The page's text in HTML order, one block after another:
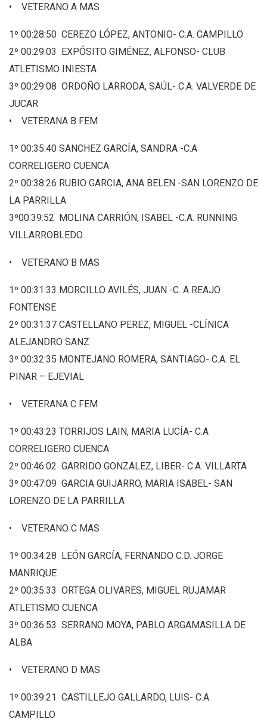
• VETERANO A MAS
1º 00:28:50 CEREZO LÓPEZ, ANTONIO- C.A. CAMPILLO
2º 00:29:03 EXPÓSITO GIMÉNEZ, ALFONSO- CLUB
ATLETISMO INIESTA
3º 00:29:08 ORDOÑO LARRODA, SAÚL- C.A. VALVERDE DE
JUCAR
• VETERANA B FEM
1º 00:35:40 SANCHEZ GARCÍA, SANDRA -C.A
CORRELIGERO CUENCA
2º 00:38:26 RUBIO GARCIA, ANA BELEN -SAN LORENZO DE
LA PARRILLA
3º00:39:52 MOLINA CARRIÓN, ISABEL -C.A. RUNNING
VILLARROBLEDO
• VETERANO B MAS
1º 00:31:33 MORCILLO AVILÉS, JUAN -C. A REAJO
FONTENSE
2º 00:31:37 CASTELLANO PEREZ, MIGUEL -CLÍNICA
ALEJANDRO SANZ
3º 00:32:35 MONTEJANO ROMERA, SANTIAGO- C.A. EL
PINAR – EJEVIAL
• VETERANA C FEM
1º 00:43:23 TORRIJOS LAIN, MARIA LUCÍA- C.A
CORRELIGERO CUENCA
2º 00:46:02 GARRIDO GONZALEZ, LIBER- C.A. VILLARTA
3º 00:47:09 GARCIA GUIJARRO, MARIA ISABEL- SAN
LORENZO DE LA PARRILLA
• VETERANO C MAS
1º 00:34:28 LEÓN GARCÍA, FERNANDO C.D. JORGE
MANRIQUE
2º 00:35:33 ORTEGA OLIVARES, MIGUEL RUJAMAR
ATLETISMO CUENCA
3º 00:36:53 SERRANO MOYA, PABLO ARGAMASILLA DE
ALBA
• VETERANO D MAS
1º 00:39:21 CASTILLEJO GALLARDO, LUIS- C.A.
CAMPILLO